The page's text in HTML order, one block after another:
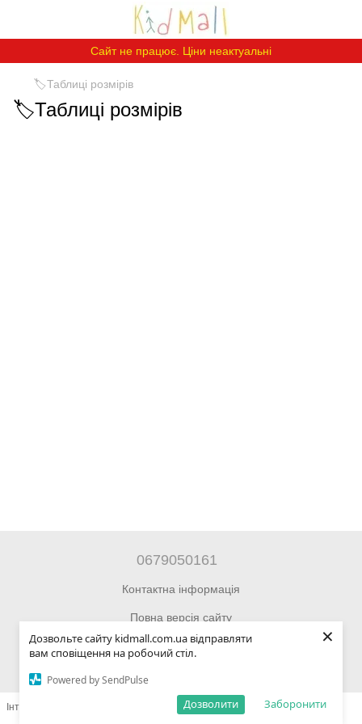
Дозвольте сайту kidmall.com.ua відправляти
вам сповіщення на робочий стіл.
Powered by SendPulse
Заборонити
Дозволити
×
Сайт не працює. Ціни неактуальні
🏷️Таблиці розмірів
🏷️Таблиці розмірів
0679050161
Контактна інформація
Повна версія сайту
© 2014—2026 Інтернет-магазин Kidmall.com.ua для дітей та
Інтернет-магазин створений з Хорошоп